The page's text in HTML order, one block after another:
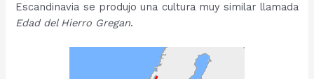
Escandinavia se produjo una cultura muy similar llamada
Edad del Hierro Gregan.